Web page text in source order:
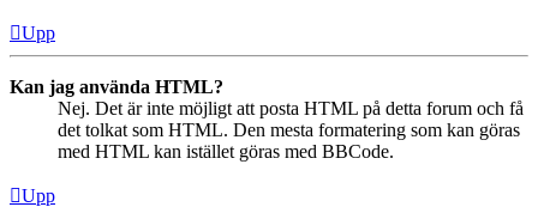
Upp
Kan jag använda HTML?
Nej. Det är inte möjligt att posta HTML på detta forum och få
det tolkat som HTML. Den mesta formatering som kan göras
med HTML kan istället göras med BBCode.
Upp